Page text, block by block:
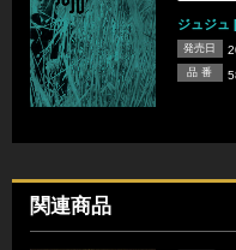
ジュジュ
発売日
品 番
関連商品